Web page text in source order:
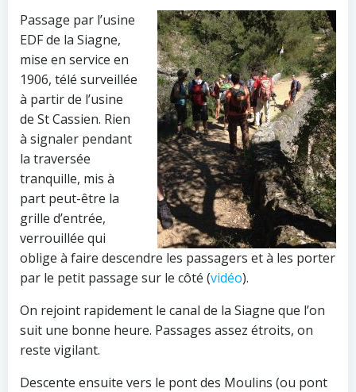
Passage par l’usine
EDF de la Siagne,
mise en service en
1906, télé surveillée
à partir de l’usine
de St Cassien. Rien
à signaler pendant
la traversée
tranquille, mis à
part peut-être la
grille d’entrée,
verrouillée qui
oblige à faire descendre les passagers et à les porter
par le petit passage sur le côté (vidéo).
On rejoint rapidement le canal de la Siagne que l’on
suit une bonne heure. Passages assez étroits, on
reste vigilant.
Descente ensuite vers le pont des Moulins (ou pont